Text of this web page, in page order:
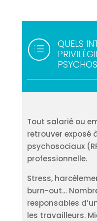
d
QUELS
Tout salarié ou
retrouver exposé
psychosociaux
professionnelle.
Stress,
burn-out…
responsables
les travailleurs.